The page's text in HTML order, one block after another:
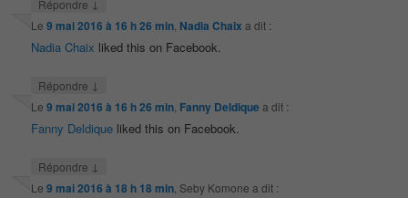
Répondre ↓
Le9 mai 2016 à 16 h 26 min Nadia Chaix a dit :
Nadia Chaix liked this on Facebook.
Répondre ↓
Le9 mai 2016 à 16 h 26 min Fanny Deldique a dit :
Fanny Deldique liked this on Facebook.
Répondre ↓
Le9 mai 2016 à 18 h 18 min, Seby Komone a dit :